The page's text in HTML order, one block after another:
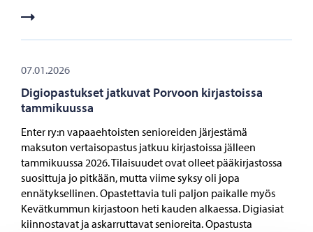
07.01.2026
Digiopastukset jatkuvat Porvoon kirjastoissa
tammikuussa
Enter ry:n vapaaehtoisten senioreiden järjestämä
maksuton vertaisopastus jatkuu kirjastoissa jälleen
tammikuussa 2026. Tilaisuudet ovat olleet pääkirjastossa
suosittuja jo pitkään, mutta viime syksy oli jopa
ennätyksellinen. Opastettavia tuli paljon paikalle myös
Kevätkummun kirjastoon heti kauden alkaessa. Digiasiat
kiinnostavat ja askarruttavat senioreita. Opastusta